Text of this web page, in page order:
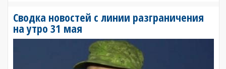
Сводка новостей с линии разграничения
на утро 31 мая